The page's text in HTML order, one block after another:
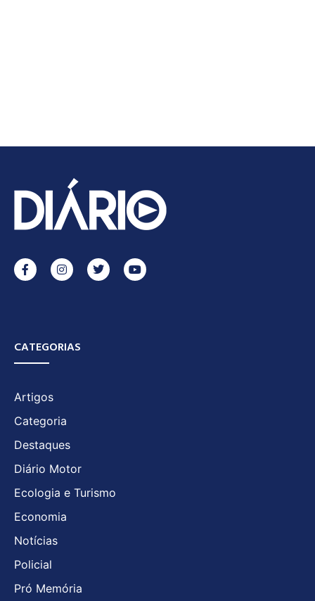
CATEGORIAS
Artigos
Categoria
Destaques
Diário Motor
Ecologia e Turismo
Economia
Notícias
Policial
Pró Memória